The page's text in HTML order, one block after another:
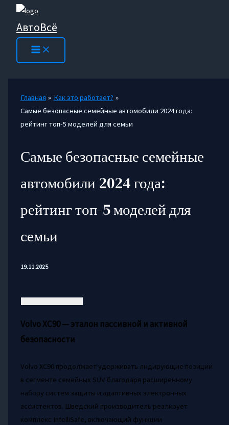
Перейти
содержимому
АвтоВсё
Главная
Как это работает?
Самые безопасные семейные автомобили 2024 года:
рейтинг топ-5 моделей для семьи
Самые безопасные семейные
автомобили 2024 года:
рейтинг топ-5 моделей для
семьи
19.11.2025
Volvo XC90 — эталон пассивной и активной
безопасности
Volvo XC90 продолжает удерживать лидирующие позиции
в сегменте семейных SUV благодаря расширенному
набору систем защиты и адаптивных электронных
ассистентов. Шведский производитель реализует
комплекс IntelliSafe, включающий функции